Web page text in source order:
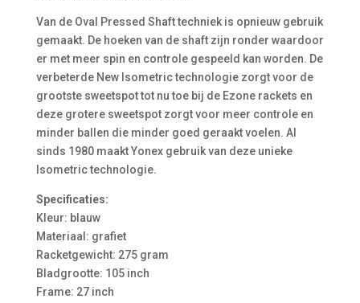
Van de Oval Pressed Shaft techniek is opnieuw gebruik
gemaakt. De hoeken van de shaft zijn ronder waardoor
er met meer spin en controle gespeeld kan worden. De
verbeterde New Isometric technologie zorgt voor de
grootste sweetspot tot nu toe bij de Ezone rackets en
deze grotere sweetspot zorgt voor meer controle en
minder ballen die minder goed geraakt voelen. Al
sinds 1980 maakt Yonex gebruik van deze unieke
Isometric technologie.
Specificaties:
Kleur: blauw
Materiaal: grafiet
Racketgewicht: 275 gram
Bladgrootte: 105 inch
Frame: 27 inch